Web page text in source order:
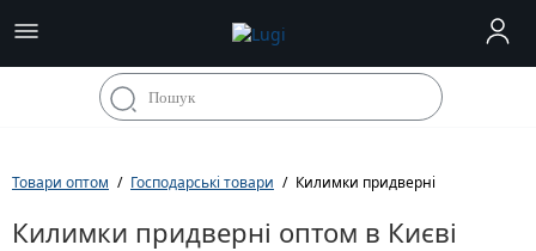
Товари оптом Господарські товари Килимки придверні
Килимки придверні оптом в Києві